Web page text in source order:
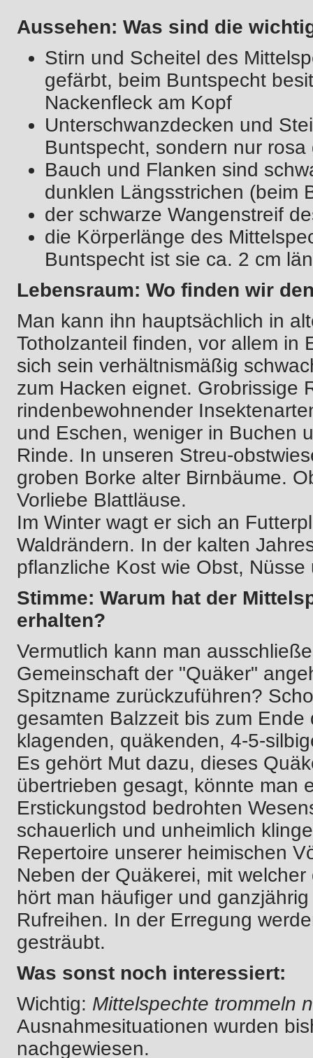
Aussehen: Was sind die
Stirn und Scheitel des
gefärbt, beim Buntspecht
Nackenfleck am Kopf
Unterschwanzdecken und
Buntspecht, sondern nur rosa
Bauch und Flanken sind
dunklen Längsstrichen (beim
der schwarze Wangenstreif
die Körperlänge des
Buntspecht ist sie ca. 2 cm
Lebensraum: Wo finden wir
Man kann ihn hauptsächlich in
Totholzanteil finden, vor allem in
sich sein verhältnismäßig
zum Hacken eignet. Grobrissige
rindenbewohnender
und Eschen, weniger in Buchen
Rinde. In unseren Streu-
groben Borke alter Birnbäume.
Vorliebe Blattläuse.
Im Winter wagt er sich an
Waldrändern. In der kalten
pflanzliche Kost wie Obst,
Stimme: Warum hat der
erhalten?
Vermutlich kann man
Gemeinschaft der "Quäker"
Spitzname zurückzuführen?
gesamten Balzzeit bis zum
klagenden, quäkenden, 4-5-
Es gehört Mut dazu, dieses
übertrieben gesagt, könnte man
Erstickungstod bedrohten
schauerlich und unheimlich
Repertoire unserer heimischen
Neben der Quäkerei, mit
hört man häufiger und
Rufreihen. In der Erregung
gesträubt.
Was sonst noch interessiert:
Wichtig: Mittelspechte trommeln
Ausnahmesituationen wurden
nachgewiesen.